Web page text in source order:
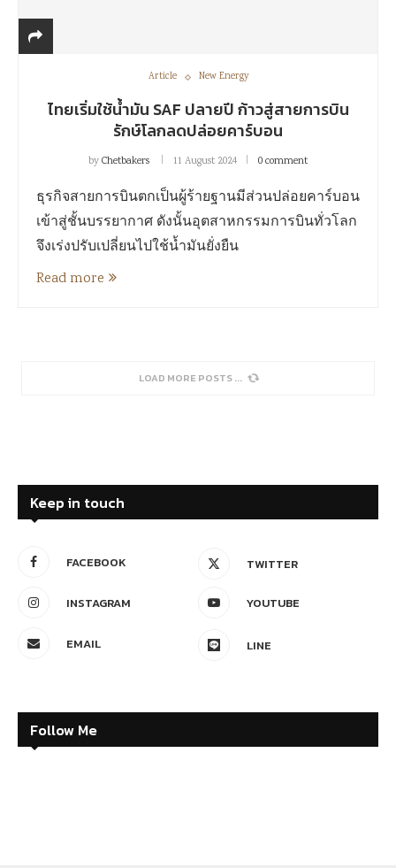
Article New Energy
ไทยเริ่มใช้น้ำมัน SAF ปลายปี ก้าวสู่สายการบิน
รักษ์โลกลดปล่อยคาร์บอน
byChetbakers 11 August 2024 0 comment
ธุรกิจสายการบินตกเป็นผู้ร้ายฐานมีส่วนปล่อยคาร์บอน
เข้าสู่ชั้นบรรยากาศ ดังนั้นอุตสาหกรรมการบินทั่วโลก
จึงเร่งปรับเปลี่ยนไปใช้น้ำมันยั่งยืน
Read more
SORRY, NO MORE POSTS
Keep in touch
FACEBOOK TWITTER
INSTAGRAM YOUTUBE
EMAIL LINE
Follow Me